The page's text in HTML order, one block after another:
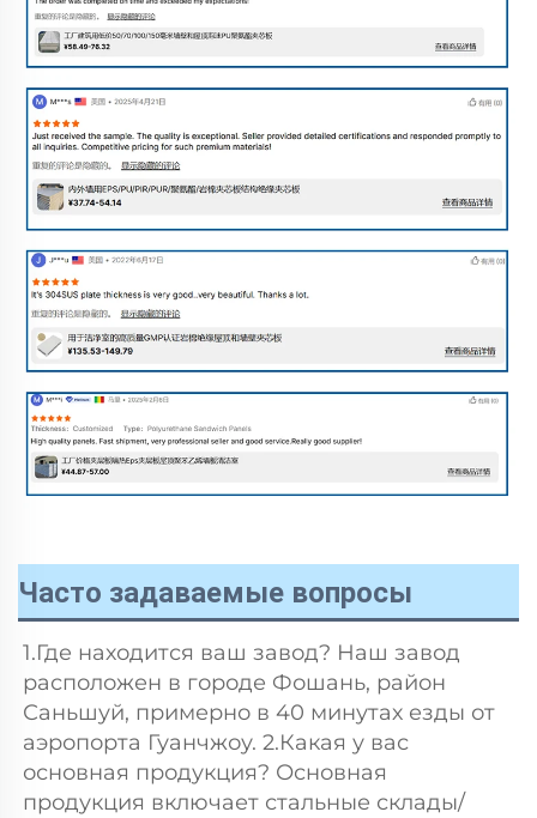
Часто задаваемые вопросы
1.Где находится ваш завод? Наш завод
расположен в городе Фошань, район
Саньшуй, примерно в 40 минутах езды от
аэропорта Гуанчжоу. 2.Какая у вас
основная продукция? Основная
продукция включает стальные склады/